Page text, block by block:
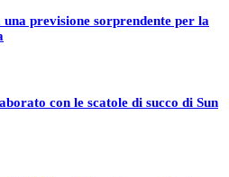
previsione sorprendente per la
con le scatole di succo di Sun